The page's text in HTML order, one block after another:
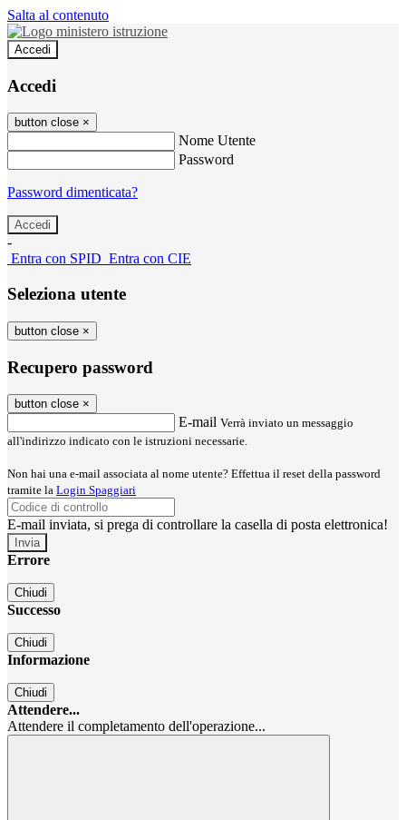
Salta al contenuto
Accedi
Accedi
button close ×
Nome Utente
Password
Password dimenticata?
-
Entra con SPID Entra con CIE
Seleziona utente
button close ×
Recupero password
button close ×
E-mail Verrà inviato un messaggio
all'indirizzo indicato con le istruzioni necessarie.
Non hai una e-mail associata al nome utente? Effettua il reset della password
tramite la Login Spaggiari
E-mail inviata, si prega di controllare la casella di posta elettronica!
Errore
Chiudi
Successo
Chiudi
Informazione
Chiudi
Attendere...
Attendere il completamento dell'operazione...